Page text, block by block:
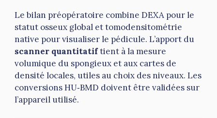
Le bilan préopératoire combine DEXA pour le
statut osseux global et tomodensitométrie
native pour visualiser le pédicule. L’apport du
scanner quantitatiftient à la mesure
volumique du spongieux et aux cartes de
densité locales, utiles au choix des niveaux. Les
conversions HU‑BMD doivent être validées sur
l’appareil utilisé.